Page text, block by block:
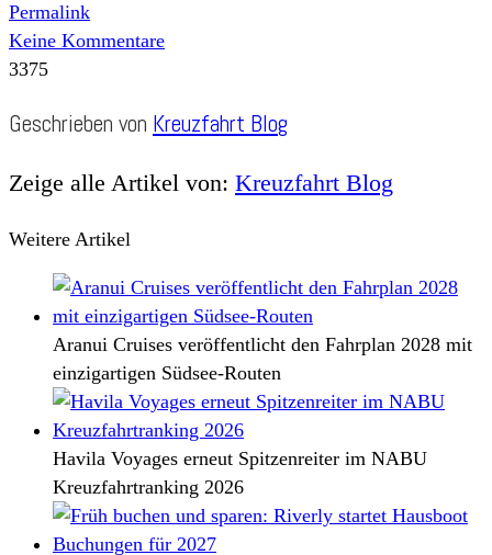
Permalink
Keine Kommentare
3375
Geschrieben von Kreuzfahrt Blog
Zeige alle Artikel von: Kreuzfahrt Blog
Weitere Artikel
Aranui Cruises veröffentlicht den Fahrplan 2028 mit
einzigartigen Südsee-Routen
Havila Voyages erneut Spitzenreiter im NABU
Kreuzfahrtranking 2026